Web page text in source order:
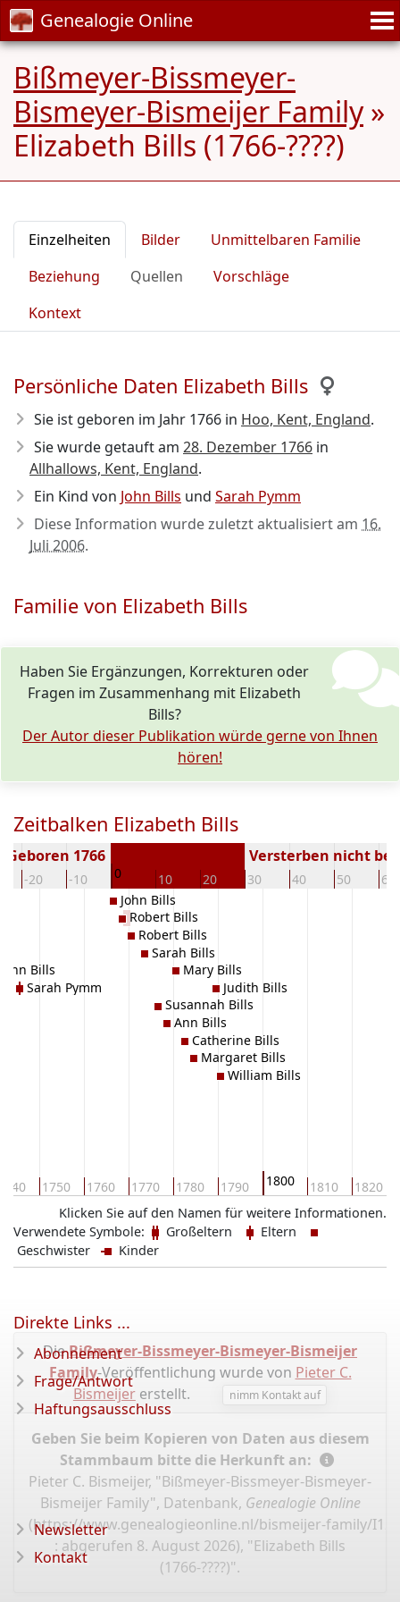
Genealogie Online
Bißmeyer-Bissmeyer-
Bismeyer-Bismeijer Family»
Elizabeth Bills (1766-????)
Einzelheiten Bilder
Unmittelbaren Familie
Beziehung
Quellen
Vorschläge
Kontext
Persönliche Daten Elizabeth Bills
Sie ist geboren im Jahr 1766 in Hoo, Kent, England.
Sie wurde getauft am 28. Dezember 1766 in
Allhallows, Kent, England.
Ein Kind von John Bills und Sarah Pymm
Diese Information wurde zuletzt aktualisiert am 16.
Juli 2006.
Familie von Elizabeth Bills
Haben Sie Ergänzungen, Korrekturen oder
Fragen im Zusammenhang mit Elizabeth
Bills?
Der Autor dieser Publikation würde gerne von Ihnen
hören!
Zeitbalken Elizabeth Bills
-20 -10 0 10 20 30 40 50 60
Geboren 1766 Versterben nicht
1750 1760 1770 1780 1790 1800 1810 1820
John Bills
Sarah Pymm
John Bills
Robert Bills
Robert Bills
Sarah Bills
Susannah Bills
Ann Bills
Mary Bills
Catherine Bills
Margaret Bills
Judith Bills
William Bills
Klicken Sie auf den Namen für weitere Informationen.
Verwendete Symbole:
Großeltern
Eltern
Geschwister
Kinder
DieBißmeyer-Bissmeyer-Bismeyer-Bismeijer
Family-Veröffentlichung wurde von Pieter C.
Bismeijererstellt. nimm Kontakt auf
Geben Sie beim Kopieren von Daten aus diesem
Stammbaum bitte die Herkunft an:
Pieter C. Bismeijer, "Bißmeyer-Bissmeyer-Bismeyer-
Bismeijer Family", Datenbank, Genealogie Online
(https://www.genealogieonline.nl/bismeijer-family/
: abgerufen 8. August 2026), "Elizabeth Bills
(1766-????)".
Direkte Links ...
Abonnement
Frage/Antwort
Haftungsausschluss
Newsletter
Kontakt